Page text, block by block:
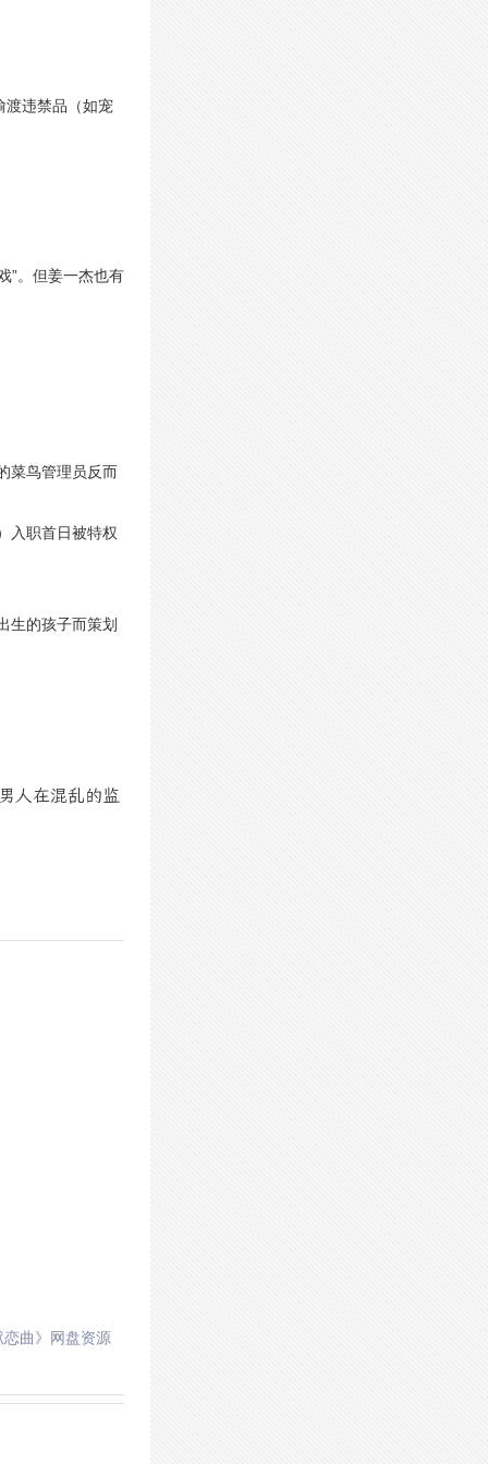
渡违禁品（如宠
”。但姜一杰也有
菜鸟管理员反而
入职首日被特权
生的孩子而策划
人在混乱的监
曲》网盘资源